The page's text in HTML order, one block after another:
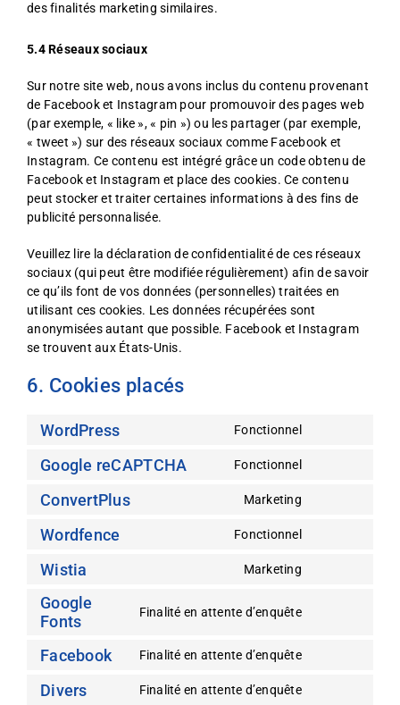
des finalités marketing similaires.
5.4 Réseaux sociaux
Sur notre site web, nous avons inclus du contenu provenant
de Facebook et Instagram pour promouvoir des pages web
(par exemple, « like », « pin ») ou les partager (par exemple,
« tweet ») sur des réseaux sociaux comme Facebook et
Instagram. Ce contenu est intégré grâce un code obtenu de
Facebook et Instagram et place des cookies. Ce contenu
peut stocker et traiter certaines informations à des fins de
publicité personnalisée.
Veuillez lire la déclaration de confidentialité de ces réseaux
sociaux (qui peut être modifiée régulièrement) afin de savoir
ce qu’ils font de vos données (personnelles) traitées en
utilisant ces cookies. Les données récupérées sont
anonymisées autant que possible. Facebook et Instagram
se trouvent aux États-Unis.
6. Cookies placés
WordPress Fonctionnel
Google reCAPTCHA Fonctionnel
ConvertPlus Marketing
Wordfence Fonctionnel
Wistia Marketing
Google
Fonts
Finalité en attente d’enquête
Facebook Finalité en attente d’enquête
Divers Finalité en attente d’enquête